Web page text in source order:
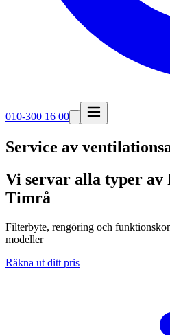
010-300 16 00
Service av
Vi servar alla typer av
Timrå
Filterbyte, rengöring och
modeller
Räkna ut ditt pris